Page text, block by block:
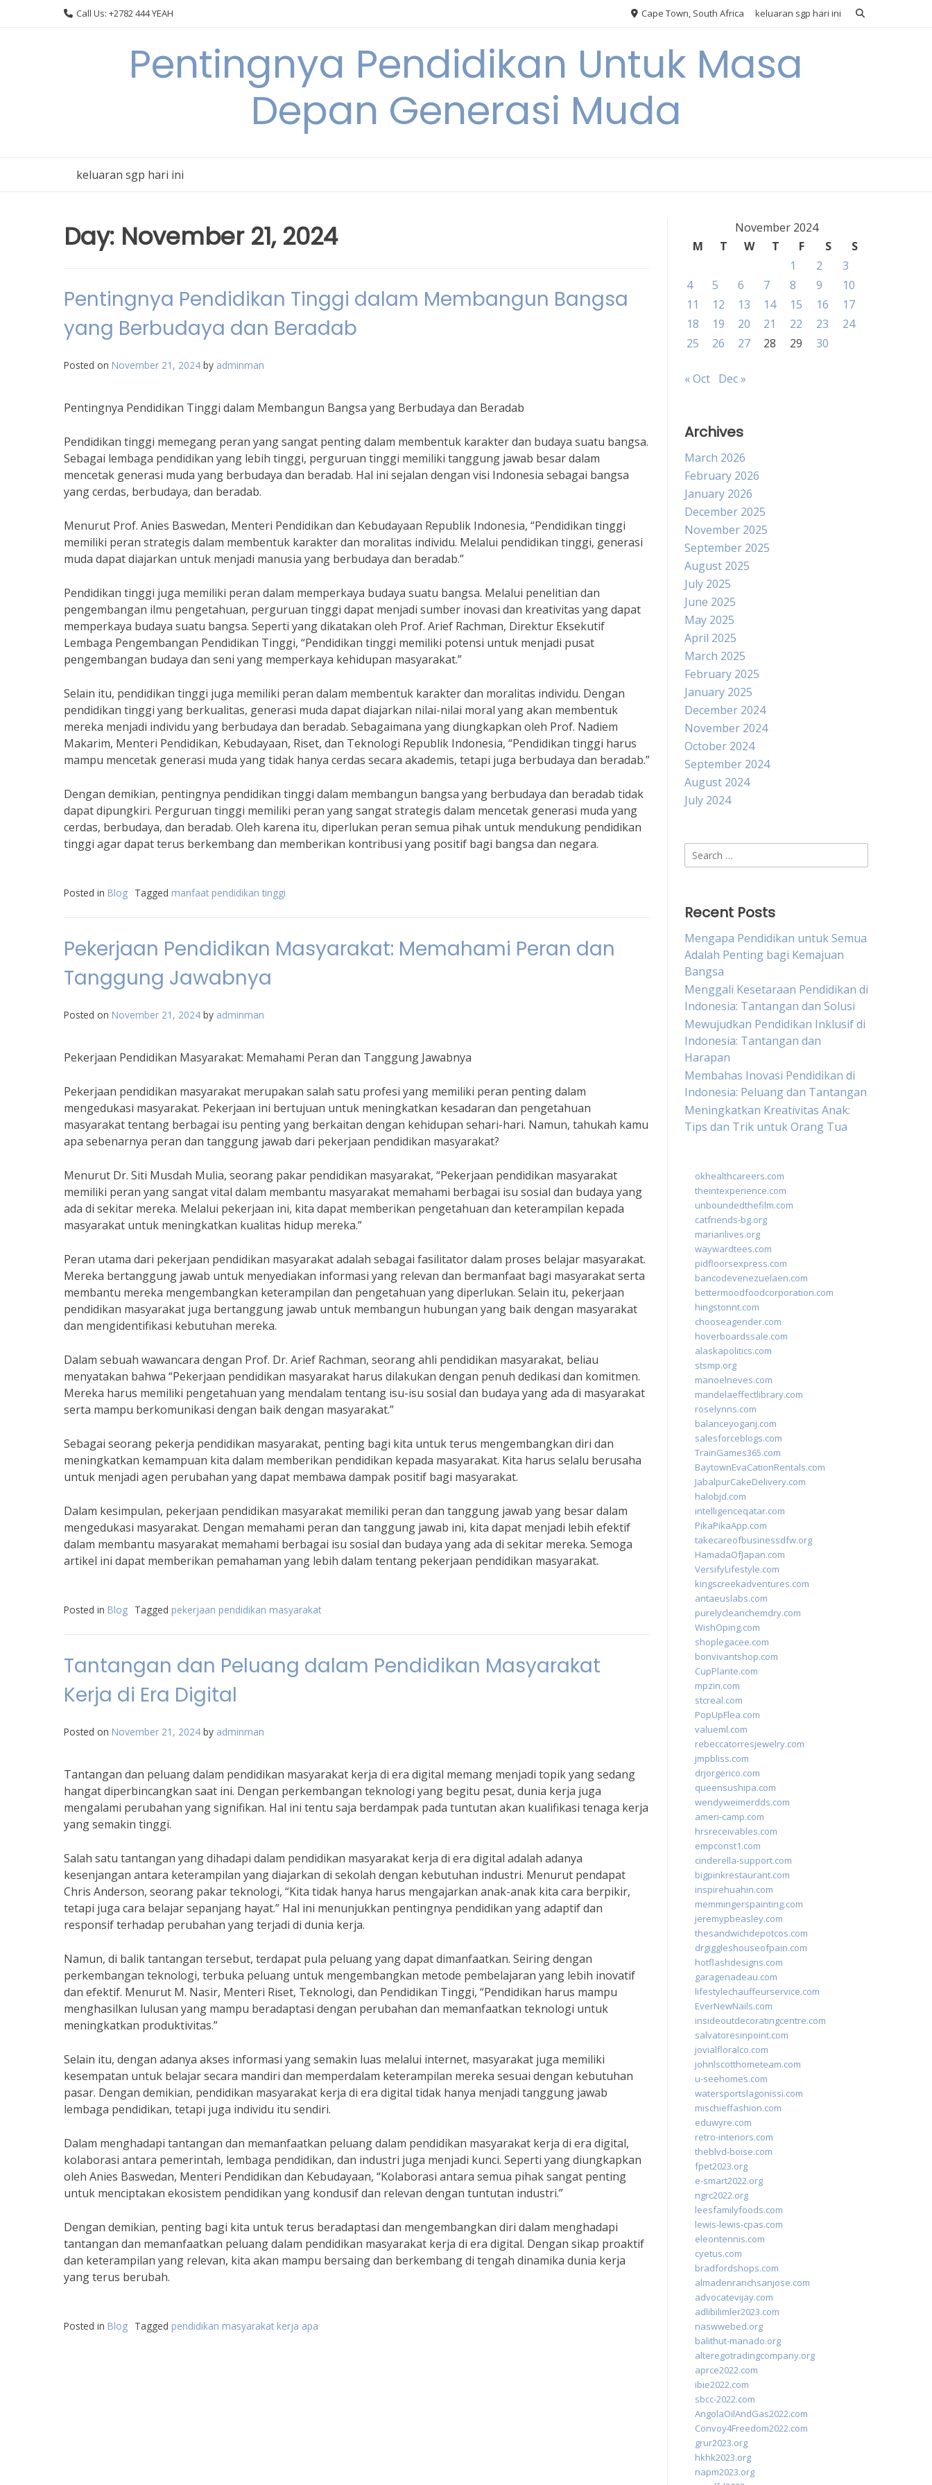
Call Us: +2782 444 YEAH Cape Town, South Africa keluaran sgp hari ini
Pentingnya Pendidikan Untuk Masa
Depan Generasi Muda
keluaran sgp hari ini
Day: November 21, 2024
Pentingnya Pendidikan Tinggi dalam Membangun Bangsa
yang Berbudaya dan Beradab
Posted on November 21, 2024 by adminman
Pentingnya Pendidikan Tinggi dalam Membangun Bangsa yang Berbudaya dan Beradab
Pendidikan tinggi memegang peran yang sangat penting dalam membentuk karakter dan budaya suatu bangsa.
Sebagai lembaga pendidikan yang lebih tinggi, perguruan tinggi memiliki tanggung jawab besar dalam
mencetak generasi muda yang berbudaya dan beradab. Hal ini sejalan dengan visi Indonesia sebagai bangsa
yang cerdas, berbudaya, dan beradab.
Menurut Prof. Anies Baswedan, Menteri Pendidikan dan Kebudayaan Republik Indonesia, “Pendidikan tinggi
memiliki peran strategis dalam membentuk karakter dan moralitas individu. Melalui pendidikan tinggi, generasi
muda dapat diajarkan untuk menjadi manusia yang berbudaya dan beradab.”
Pendidikan tinggi juga memiliki peran dalam memperkaya budaya suatu bangsa. Melalui penelitian dan
pengembangan ilmu pengetahuan, perguruan tinggi dapat menjadi sumber inovasi dan kreativitas yang dapat
memperkaya budaya suatu bangsa. Seperti yang dikatakan oleh Prof. Arief Rachman, Direktur Eksekutif
Lembaga Pengembangan Pendidikan Tinggi, “Pendidikan tinggi memiliki potensi untuk menjadi pusat
pengembangan budaya dan seni yang memperkaya kehidupan masyarakat.”
Selain itu, pendidikan tinggi juga memiliki peran dalam membentuk karakter dan moralitas individu. Dengan
pendidikan tinggi yang berkualitas, generasi muda dapat diajarkan nilai-nilai moral yang akan membentuk
mereka menjadi individu yang berbudaya dan beradab. Sebagaimana yang diungkapkan oleh Prof. Nadiem
Makarim, Menteri Pendidikan, Kebudayaan, Riset, dan Teknologi Republik Indonesia, “Pendidikan tinggi harus
mampu mencetak generasi muda yang tidak hanya cerdas secara akademis, tetapi juga berbudaya dan beradab.”
Dengan demikian, pentingnya pendidikan tinggi dalam membangun bangsa yang berbudaya dan beradab tidak
dapat dipungkiri. Perguruan tinggi memiliki peran yang sangat strategis dalam mencetak generasi muda yang
cerdas, berbudaya, dan beradab. Oleh karena itu, diperlukan peran semua pihak untuk mendukung pendidikan
tinggi agar dapat terus berkembang dan memberikan kontribusi yang positif bagi bangsa dan negara.
Posted in Blog Tagged manfaat pendidikan tinggi
Pekerjaan Pendidikan Masyarakat: Memahami Peran dan
Tanggung Jawabnya
Posted on November 21, 2024 by adminman
Pekerjaan Pendidikan Masyarakat: Memahami Peran dan Tanggung Jawabnya
Pekerjaan pendidikan masyarakat merupakan salah satu profesi yang memiliki peran penting dalam
mengedukasi masyarakat. Pekerjaan ini bertujuan untuk meningkatkan kesadaran dan pengetahuan
masyarakat tentang berbagai isu penting yang berkaitan dengan kehidupan sehari-hari. Namun, tahukah kamu
apa sebenarnya peran dan tanggung jawab dari pekerjaan pendidikan masyarakat?
Menurut Dr. Siti Musdah Mulia, seorang pakar pendidikan masyarakat, “Pekerjaan pendidikan masyarakat
memiliki peran yang sangat vital dalam membantu masyarakat memahami berbagai isu sosial dan budaya yang
ada di sekitar mereka. Melalui pekerjaan ini, kita dapat memberikan pengetahuan dan keterampilan kepada
masyarakat untuk meningkatkan kualitas hidup mereka.”
Peran utama dari pekerjaan pendidikan masyarakat adalah sebagai fasilitator dalam proses belajar masyarakat.
Mereka bertanggung jawab untuk menyediakan informasi yang relevan dan bermanfaat bagi masyarakat serta
membantu mereka mengembangkan keterampilan dan pengetahuan yang diperlukan. Selain itu, pekerjaan
pendidikan masyarakat juga bertanggung jawab untuk membangun hubungan yang baik dengan masyarakat
dan mengidentifikasi kebutuhan mereka.
Dalam sebuah wawancara dengan Prof. Dr. Arief Rachman, seorang ahli pendidikan masyarakat, beliau
menyatakan bahwa “Pekerjaan pendidikan masyarakat harus dilakukan dengan penuh dedikasi dan komitmen.
Mereka harus memiliki pengetahuan yang mendalam tentang isu-isu sosial dan budaya yang ada di masyarakat
serta mampu berkomunikasi dengan baik dengan masyarakat.”
Sebagai seorang pekerja pendidikan masyarakat, penting bagi kita untuk terus mengembangkan diri dan
meningkatkan kemampuan kita dalam memberikan pendidikan kepada masyarakat. Kita harus selalu berusaha
untuk menjadi agen perubahan yang dapat membawa dampak positif bagi masyarakat.
Dalam kesimpulan, pekerjaan pendidikan masyarakat memiliki peran dan tanggung jawab yang besar dalam
mengedukasi masyarakat. Dengan memahami peran dan tanggung jawab ini, kita dapat menjadi lebih efektif
dalam membantu masyarakat memahami berbagai isu sosial dan budaya yang ada di sekitar mereka. Semoga
artikel ini dapat memberikan pemahaman yang lebih dalam tentang pekerjaan pendidikan masyarakat.
Posted in Blog Tagged pekerjaan pendidikan masyarakat
Tantangan dan Peluang dalam Pendidikan Masyarakat
Kerja di Era Digital
Posted on November 21, 2024 by adminman
Tantangan dan peluang dalam pendidikan masyarakat kerja di era digital memang menjadi topik yang sedang
hangat diperbincangkan saat ini. Dengan perkembangan teknologi yang begitu pesat, dunia kerja juga
mengalami perubahan yang signifikan. Hal ini tentu saja berdampak pada tuntutan akan kualifikasi tenaga kerja
yang semakin tinggi.
Salah satu tantangan yang dihadapi dalam pendidikan masyarakat kerja di era digital adalah adanya
kesenjangan antara keterampilan yang diajarkan di sekolah dengan kebutuhan industri. Menurut pendapat
Chris Anderson, seorang pakar teknologi, “Kita tidak hanya harus mengajarkan anak-anak kita cara berpikir,
tetapi juga cara belajar sepanjang hayat.” Hal ini menunjukkan pentingnya pendidikan yang adaptif dan
responsif terhadap perubahan yang terjadi di dunia kerja.
Namun, di balik tantangan tersebut, terdapat pula peluang yang dapat dimanfaatkan. Seiring dengan
perkembangan teknologi, terbuka peluang untuk mengembangkan metode pembelajaran yang lebih inovatif
dan efektif. Menurut M. Nasir, Menteri Riset, Teknologi, dan Pendidikan Tinggi, “Pendidikan harus mampu
menghasilkan lulusan yang mampu beradaptasi dengan perubahan dan memanfaatkan teknologi untuk
meningkatkan produktivitas.”
Selain itu, dengan adanya akses informasi yang semakin luas melalui internet, masyarakat juga memiliki
kesempatan untuk belajar secara mandiri dan memperdalam keterampilan mereka sesuai dengan kebutuhan
pasar. Dengan demikian, pendidikan masyarakat kerja di era digital tidak hanya menjadi tanggung jawab
lembaga pendidikan, tetapi juga individu itu sendiri.
Dalam menghadapi tantangan dan memanfaatkan peluang dalam pendidikan masyarakat kerja di era digital,
kolaborasi antara pemerintah, lembaga pendidikan, dan industri juga menjadi kunci. Seperti yang diungkapkan
oleh Anies Baswedan, Menteri Pendidikan dan Kebudayaan, “Kolaborasi antara semua pihak sangat penting
untuk menciptakan ekosistem pendidikan yang kondusif dan relevan dengan tuntutan industri.”
Dengan demikian, penting bagi kita untuk terus beradaptasi dan mengembangkan diri dalam menghadapi
tantangan dan memanfaatkan peluang dalam pendidikan masyarakat kerja di era digital. Dengan sikap proaktif
dan keterampilan yang relevan, kita akan mampu bersaing dan berkembang di tengah dinamika dunia kerja
yang terus berubah.
Posted in Blog Tagged pendidikan masyarakat kerja apa
November 2024
M
T W T F S
S
1
2
3
4
5 6 7 8 9
10
11
12 13 14 15 16
17
18
19 20 21 22 23
24
25
26 27 28 29 30
« Oct Dec »
Archives
March 2026
February 2026
January 2026
December 2025
November 2025
September 2025
August 2025
July 2025
June 2025
May 2025
April 2025
March 2025
February 2025
January 2025
December 2024
November 2024
October 2024
September 2024
August 2024
July 2024
Search
for:
Recent Posts
Mengapa Pendidikan untuk Semua
Adalah Penting bagi Kemajuan
Bangsa
Menggali Kesetaraan Pendidikan di
Indonesia: Tantangan dan Solusi
Mewujudkan Pendidikan Inklusif di
Indonesia: Tantangan dan
Harapan
Membahas Inovasi Pendidikan di
Indonesia: Peluang dan Tantangan
Meningkatkan Kreativitas Anak:
Tips dan Trik untuk Orang Tua
okhealthcareers.com
theintexperience.com
unboundedthefilm.com
catfriends-bg.org
marianlives.org
waywardtees.com
pidfloorsexpress.com
bancodevenezuelaen.com
bettermoodfoodcorporation.com
hingstonnt.com
chooseagender.com
hoverboardssale.com
alaskapolitics.com
stsmp.org
manoelneves.com
mandelaeffectlibrary.com
roselynns.com
balanceyoganj.com
salesforceblogs.com
TrainGames365.com
BaytownEvaCationRentals.com
JabalpurCakeDelivery.com
halobjd.com
intelligenceqatar.com
PikaPikaApp.com
takecareofbusinessdfw.org
HamadaOfJapan.com
VersifyLifestyle.com
kingscreekadventures.com
antaeuslabs.com
purelycleanchemdry.com
WishOping.com
shoplegacee.com
bonvivantshop.com
CupPlante.com
mpzin.com
stcreal.com
PopUpFlea.com
valueml.com
rebeccatorresjewelry.com
jmpbliss.com
drjorgerico.com
queensushipa.com
wendyweimerdds.com
ameri-camp.com
hrsreceivables.com
empconst1.com
cinderella-support.com
bigpinkrestaurant.com
inspirehuahin.com
memmingerspainting.com
jeremypbeasley.com
thesandwichdepotcos.com
drgiggleshouseofpain.com
hotflashdesigns.com
garagenadeau.com
lifestylechauffeurservice.com
EverNewNails.com
insideoutdecoratingcentre.com
salvatoresinpoint.com
jovialfloralco.com
johnlscotthometeam.com
u-seehomes.com
watersportslagonissi.com
mischieffashion.com
eduwyre.com
retro-interiors.com
theblvd-boise.com
fpet2023.org
e-smart2022.org
ngrc2022.org
leesfamilyfoods.com
lewis-lewis-cpas.com
eleontennis.com
cyetus.com
bradfordshops.com
almadenranchsanjose.com
advocatevijay.com
adlibilimler2023.com
naswwebed.org
balithut-manado.org
alteregotradingcompany.org
aprce2022.com
ibie2022.com
sbcc-2022.com
AngolaOilAndGas2022.com
Convoy4Freedom2022.com
grur2023.org
hkhk2023.org
napm2023.org